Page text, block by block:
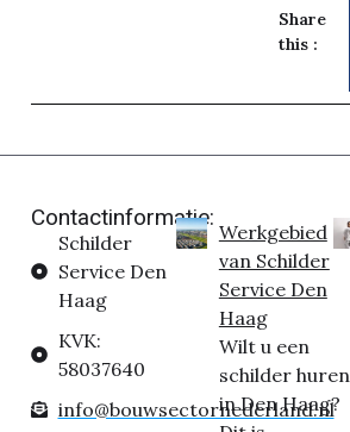
Share
this :
Contactinformatie:
Schilder
Service Den
Haag
KVK:
58037640
info@bouwsectornederland.nl
Werkgebied
van Schilder
Service Den
Haag
Wilt u een
schilder huren
in Den Haag?